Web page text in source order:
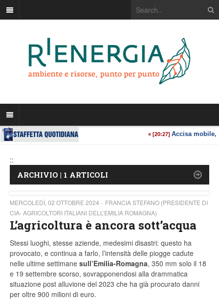
::
ARCHIVIO | 1 ARTICOLI
MERCOLEDÌ, 02 OTTOBRE 2024
FRANCIA STEFANO (PRESIDENTE DI
CIA- AGRICOLTORI ITALIANI DELL’EMILIA ROMAGNA)
L’agricoltura è ancora sott’acqua
Stessi luoghi, stesse aziende, medesimi disastri: questo ha
provocato, e continua a farlo, l’intensità delle piogge cadute
nelle ultime settimane sull’Emilia-Romagna, 350 mm solo il 18
e 19 settembre scorso, sovrapponendosi alla drammatica
situazione post alluvione del 2023 che ha già procurato danni
per oltre 900 milioni di euro.